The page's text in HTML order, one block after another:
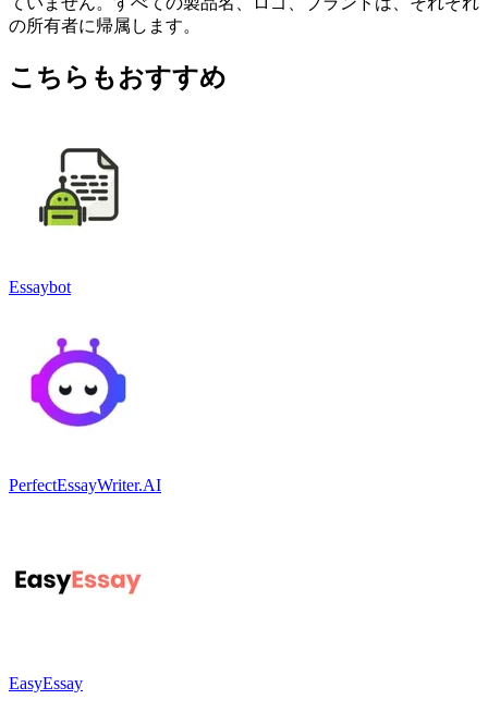
の所有者に帰属します。
こちらもおすすめ
Essaybot
PerfectEssayWriter.AI
EasyEssay